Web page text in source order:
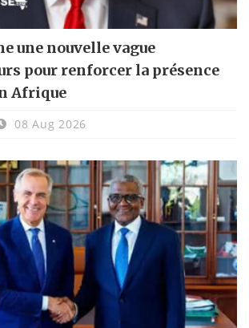
une nouvelle vague
pour renforcer la présence
Afrique
08 Aug 2026